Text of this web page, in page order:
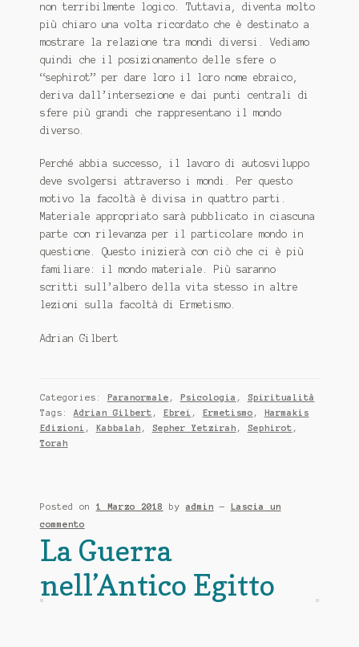
non terribilmente logico. Tuttavia, diventa molto
più chiaro una volta ricordato che è destinato a
mostrare la relazione tra mondi diversi.Vediamo
quindi che il posizionamento delle sfere o
“sephirot” per dare loro il loro nome ebraico,
deriva dall’intersezione e dai punti centrali di
sfere più grandi che rappresentano il mondo
diverso.
Perché abbia successo, il lavoro di autosviluppo
deve svolgersi attraverso i mondi.
Per questo
motivo la facoltà è divisa in quattro parti.
Materiale appropriato sarà pubblicato in ciascuna
parte con rilevanza per il particolare mondo in
questione. Questo inizierà con ciò che ci è più
familiare: il mondo materiale.
Più saranno
scritti sull’albero della vita stesso in altre
lezioni sulla facoltà di Ermetismo.
Adrian Gilbert
Categories: Paranormale , Psicologia , Spiritualità
Tags: Adrian Gilbert , Ebrei , Ermetismo , Harmakis
Edizioni , Kabbalah , Sepher Yetzirah , Sephirot ,
Torah
Posted on 1 Marzo 2018 by admin —
Lascia un
commento
La Guerra
nell’Antico Egitto